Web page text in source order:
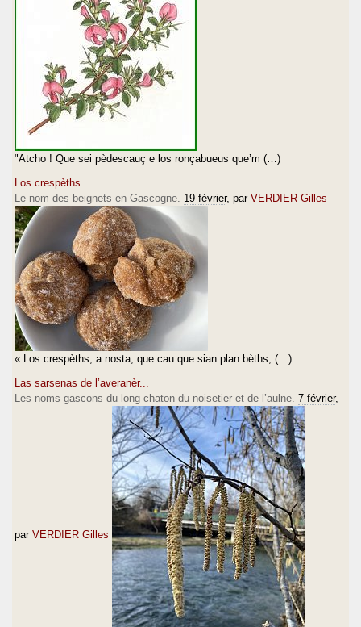
"Atcho ! Que sei pèdescauç e los ronçabueus que’m (…)
Los crespèths.
Le nom des beignets en Gascogne. 19 février, par VERDIER Gilles
« Los crespèths, a nosta, que cau que sian plan bèths, (…)
Las sarsenas de l’averanèr...
Les noms gascons du long chaton du noisetier et de l’aulne. 7 février,
par VERDIER Gilles